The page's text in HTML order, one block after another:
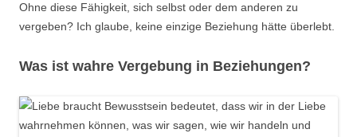
Ohne diese Fähigkeit, sich selbst oder dem anderen zu
vergeben? Ich glaube, keine einzige Beziehung hätte überlebt.
Was ist wahre Vergebung in Beziehungen?